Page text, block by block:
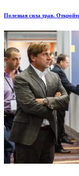
Полезная сила трав.